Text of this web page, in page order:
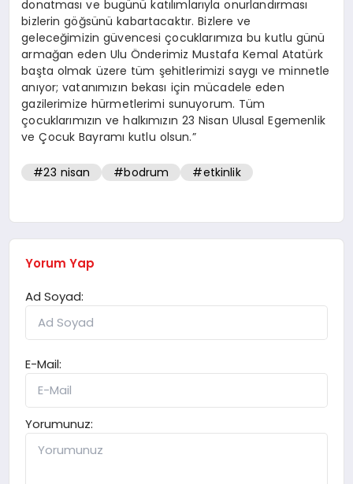
donatması ve bugünü katılımlarıyla onurlandırması
bizlerin göğsünü kabartacaktır. Bizlere ve
geleceğimizin güvencesi çocuklarımıza bu kutlu günü
armağan eden Ulu Önderimiz Mustafa Kemal Atatürk
başta olmak üzere tüm şehitlerimizi saygı ve minnetle
anıyor; vatanımızın bekası için mücadele eden
gazilerimize hürmetlerimi sunuyorum. Tüm
çocuklarımızın ve halkımızın 23 Nisan Ulusal Egemenlik
ve Çocuk Bayramı kutlu olsun.”
#23 nisan #bodrum #etkinlik
Yorum Yap
Ad Soyad:
E-Mail:
Yorumunuz: